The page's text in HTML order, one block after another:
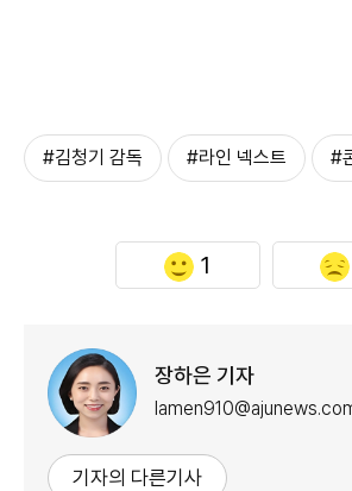
#김청기 감독 #라인 넥스트 #
1
장하은 기자
기자의 다른기사